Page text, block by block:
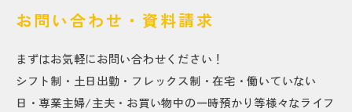
お問い合わせ・資料請求
まずはお気軽にお問い合わせください！
シフト制・土日出勤・フレックス制・在宅・働いていない
日・専業主婦/主夫・お買い物中の一時預かり等様々なライフ